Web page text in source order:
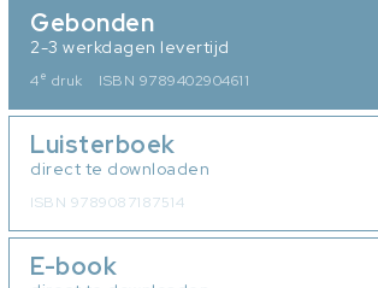
Rosa als Susan vraagt of ze ook mee mag
loopt het af als Susan besluit in haar eentje
Rosa’s shop is het vijfde deel in de
voor meisjes van 9 jaar en ouder.
Gebonden
2-3 werkdagen levertijd
4e druk ISBN 9789402904611
Luisterboek
direct te downloaden
ISBN 9789087187514
E-book